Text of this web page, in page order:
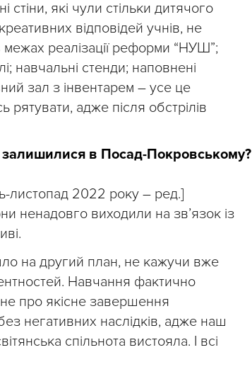
які чули стільки дитячого
відповідей учнів, не
межах реалізації реформи “НУШ”;
навчальні стенди; наповнені
зал з інвентарем – усе це
адже після обстрілів
залишилися в Посад-Покровському?
листопад 2022 року – ред.]
ненадовго виходили на звʼязок із
на другий план, не кажучи вже
Навчання фактично
про якісне завершення
негативних наслідків, адже наш
спільнота вистояла. І всі